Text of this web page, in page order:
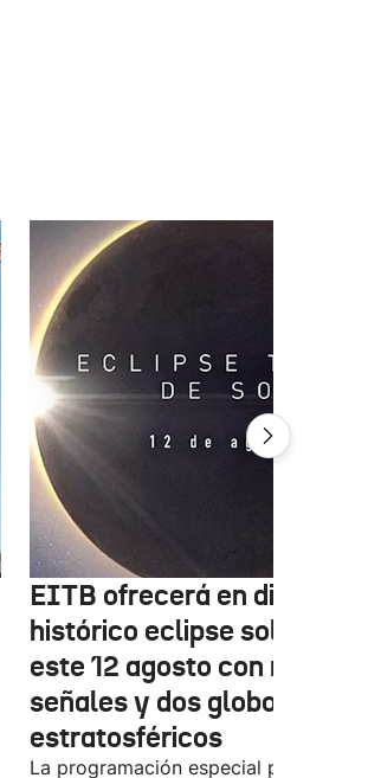
EITB ofrecerá en directo
histórico eclipse solar de
este 12 agosto con
señales y dos globos
estratosféricos
La programación especial podrá